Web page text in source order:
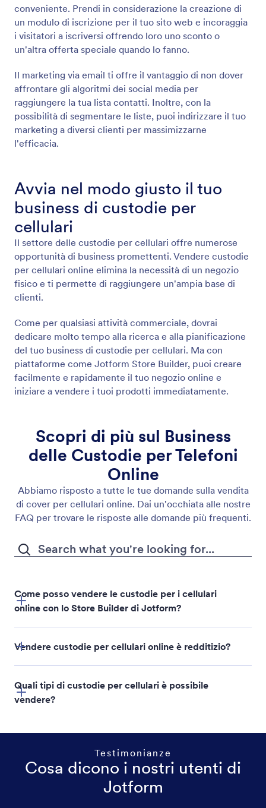
conveniente. Prendi in considerazione la creazione di
un modulo di iscrizione per il tuo sito web e incoraggia
i visitatori a iscriversi offrendo loro uno sconto o
un'altra offerta speciale quando lo fanno.
Il marketing via email ti offre il vantaggio di non dover
affrontare gli algoritmi dei social media per
raggiungere la tua lista contatti. Inoltre, con la
possibilità di segmentare le liste, puoi indirizzare il tuo
marketing a diversi clienti per massimizzarne
l'efficacia.
Avvia nel modo giusto il tuo
business di custodie per
cellulari
Il settore delle custodie per cellulari offre numerose
opportunità di business promettenti. Vendere custodie
per cellulari online elimina la necessità di un negozio
fisico e ti permette di raggiungere un'ampia base di
clienti.
Come per qualsiasi attività commerciale, dovrai
dedicare molto tempo alla ricerca e alla pianificazione
del tuo business di custodie per cellulari. Ma con
piattaforme come Jotform Store Builder, puoi creare
facilmente e rapidamente il tuo negozio online e
iniziare a vendere i tuoi prodotti immediatamente.
Scopri di più sul Business
delle Custodie per Telefoni
Online
Abbiamo risposto a tutte le tue domande sulla vendita
di cover per cellulari online. Dai un'occhiata alle nostre
FAQ per trovare le risposte alle domande più frequenti.
Come posso vendere le custodie per i cellulari
online con lo Store Builder di Jotform?
Vendere custodie per cellulari online è redditizio?
Quali tipi di custodie per cellulari è possibile
vendere?
Cover personalizzate per smartphone
Testimonianze
Cosa dicono i nostri utenti di
Jotform